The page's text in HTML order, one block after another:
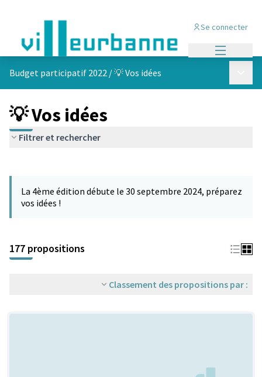
Se connecter
Budget participatif 2022 /💡 Vos idées
💡 Vos idées
Filtrer et rechercher
−
La 4ème édition débute le 30 septembre 2024, préparez
vos idées !
177 propositions
Classement des propositions par :